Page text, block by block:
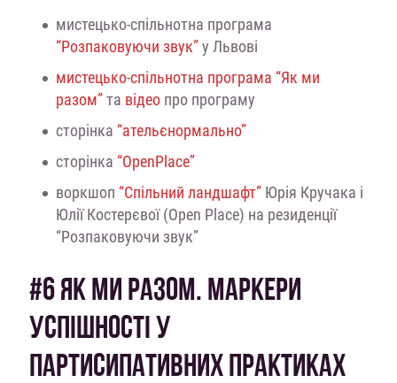
мистецько-спільнотна програма
“Розпаковуючи звук”у Львові
мистецько-спільнотна програма “Як ми
разом”та відеопро програму
сторінка “ательєнормально”
сторінка “OpenPlace”
воркшоп “Спільний ландшафт”Юрія Кручака і
Юлії Костерєвої (Open Place) на резиденції
“Розпаковуючи звук”
#6 ЯК МИ РАЗОМ. МАРКЕРИ
УСПІШНОСТІ У
ПАРТИСИПАТИВНИХ ПРАКТИКАХ